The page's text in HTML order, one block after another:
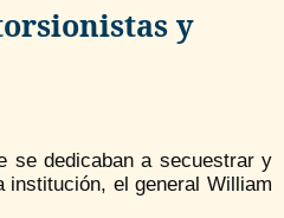
y
se dedicaban a secuestrar y
institución, el general William